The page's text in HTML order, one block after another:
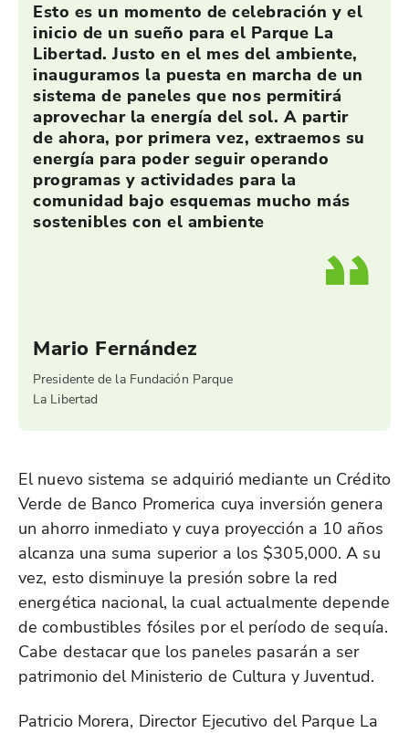
Esto es un momento de celebración y el
inicio de un sueño para el Parque La
Libertad. Justo en el mes del ambiente,
inauguramos la puesta en marcha de un
sistema de paneles que nos permitirá
aprovechar la energía del sol. A partir
de ahora, por primera vez, extraemos su
energía para poder seguir operando
programas y actividades para la
comunidad bajo esquemas mucho más
sostenibles con el ambiente
Mario Fernández
Presidente de la Fundación Parque
La Libertad
El nuevo sistema se adquirió mediante un Crédito
Verde de Banco Promerica cuya inversión genera
un ahorro inmediato y cuya proyección a 10 años
alcanza una suma superior a los $305,000. A su
vez, esto disminuye la presión sobre la red
energética nacional, la cual actualmente depende
de combustibles fósiles por el período de sequía.
Cabe destacar que los paneles pasarán a ser
patrimonio del Ministerio de Cultura y Juventud.
Patricio Morera, Director Ejecutivo del Parque La